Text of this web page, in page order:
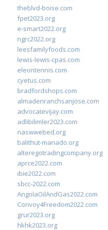
theblvd-boise.com
fpet2023.org
e-smart2022.org
ngrc2022.org
leesfamilyfoods.com
lewis-lewis-cpas.com
eleontennis.com
cyetus.com
bradfordshops.com
almadenranchsanjose.com
advocatevijay.com
adlibilimler2023.com
naswwebed.org
balithut-manado.org
alteregotradingcompany.org
aprce2022.com
ibie2022.com
sbcc-2022.com
AngolaOilAndGas2022.com
Convoy4Freedom2022.com
grur2023.org
hkhk2023.org